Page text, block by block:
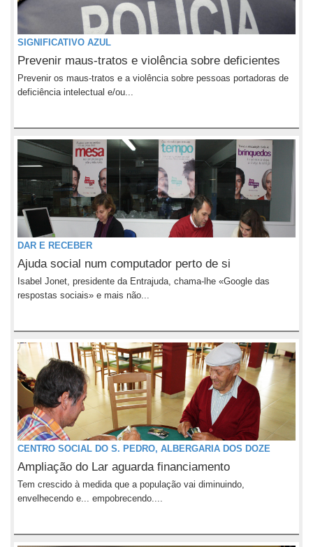
SIGNIFICATIVO AZUL
Prevenir maus-tratos e violência sobre deficientes
Prevenir os maus-tratos e a violência sobre pessoas portadoras de
deficiência intelectual e/ou...
DAR E RECEBER
Ajuda social num computador perto de si
Isabel Jonet, presidente da Entrajuda, chama-lhe «Google das
respostas sociais» e mais não...
CENTRO SOCIAL DO S. PEDRO, ALBERGARIA DOS DOZE
Ampliação do Lar aguarda financiamento
Tem crescido à medida que a população vai diminuindo,
envelhecendo e... empobrecendo....